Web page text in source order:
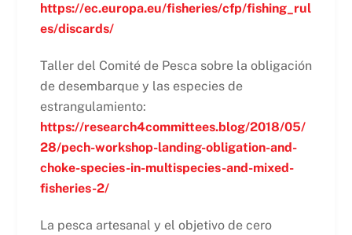
https://ec.europa.eu/fisheries/cfp/fishing_rul
es/discards/
Taller del Comité de Pesca sobre la obligación
de desembarque y las especies de
estrangulamiento:
https://research4committees.blog/2018/05/
28/pech-workshop-landing-obligation-and-
choke-species-in-multispecies-and-mixed-
fisheries-2/
La pesca artesanal y el objetivo de cero